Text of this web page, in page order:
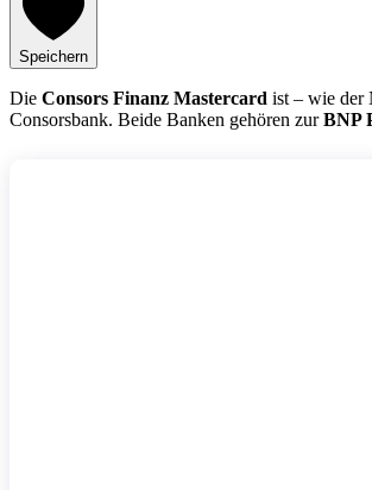
Speichern
Die Consors Finanz Mastercard ist – wie der
Consorsbank. Beide Banken gehören zurBNP